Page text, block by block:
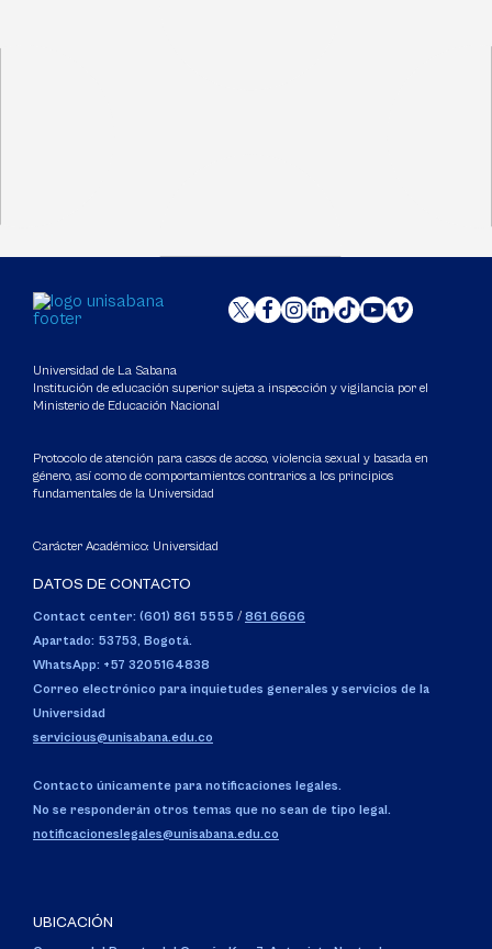
Universidad de La Sabana
Institución de educación superior sujeta a inspección y vigilancia por el
Ministerio de Educación Nacional
Protocolo de atención para casos de acoso, violencia sexual y basada en
género, así como de comportamientos contrarios a los principios
fundamentales de la Universidad
Carácter Académico: Universidad
DATOS DE CONTACTO
Contact center: (601) 861 5555 / 861 6666
Apartado: 53753, Bogotá.
WhatsApp: +57 3205164838
Correo electrónico para inquietudes generales y servicios de la
Universidad
servicious@unisabana.edu.co
Contacto únicamente para notificaciones legales.
No se responderán otros temas que no sean de tipo legal.
notificacioneslegales@unisabana.edu.co
UBICACIÓN